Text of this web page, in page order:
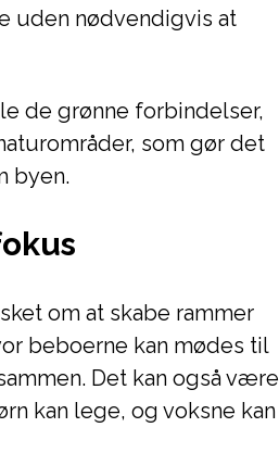
uden nødvendigvis at
de grønne forbindelser,
som gør det
byen.
om at skabe rammer
beboerne kan mødes til
Det kan også være
kan lege, og voksne kan